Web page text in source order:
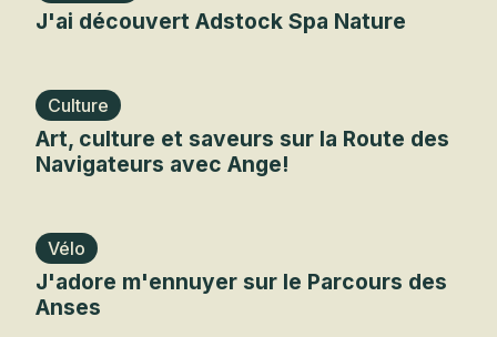
Plein air
Gourmand
Dormir ailleurs
Tourisme lent
J'ai découvert Adstock Spa Nature
Culture
Art, culture et saveurs sur la Route des
Navigateurs avec Ange!
Vélo
J'adore m'ennuyer sur le Parcours des
Anses